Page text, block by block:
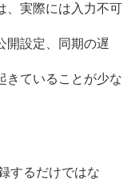
、実際には入力不可
開設定、同期の遅
きていることが少な
するだけではな